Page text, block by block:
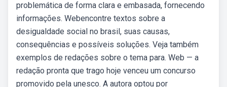
problemática de forma clara e embasada, fornecendo
informações. Webencontre textos sobre a
desigualdade social no brasil, suas causas,
consequências e possíveis soluções. Veja também
exemplos de redações sobre o tema para. Web — a
redação pronta que trago hoje venceu um concurso
promovido pela unesco. A autora optou por